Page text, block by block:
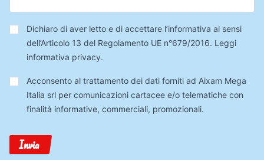
Privacy*
Dichiaro di aver letto e di accettare l’informativa ai sensi
dell’Articolo 13 del Regolamento UE n°679/2016. Leggi
informativa privacy.
Trattamento
Dati
Acconsento al trattamento dei dati forniti ad Aixam Mega
Italia srl per comunicazioni cartacee e/o telematiche con
finalità informative, commerciali, promozionali.
Invia